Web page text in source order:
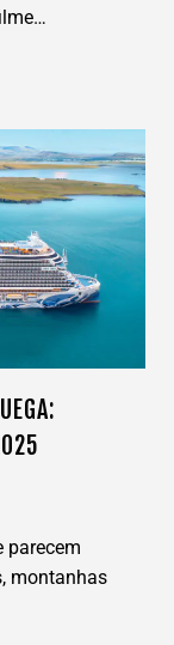
parecem
montanhas